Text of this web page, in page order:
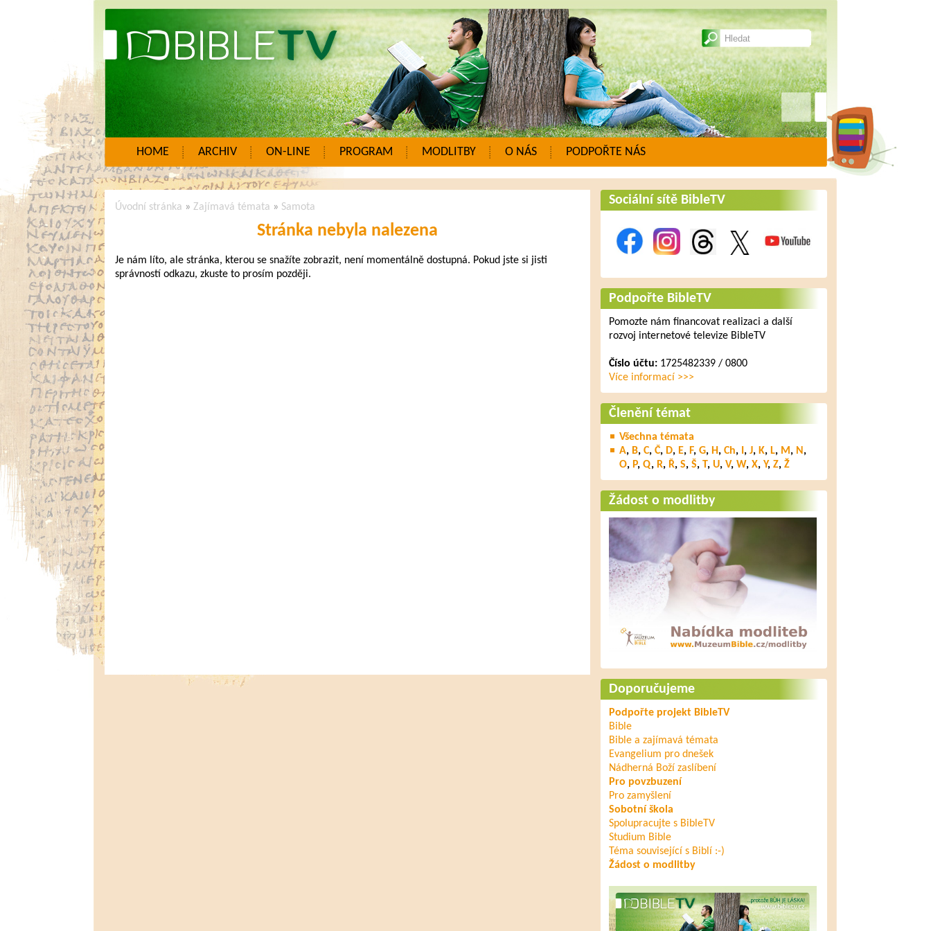
HOME ARCHIV ON-LINE PROGRAM MODLITBY O NÁS PODPOŘTE NÁS
Úvodní stránka » Zajímavá témata » Samota
Stránka nebyla nalezena
Je nám líto, ale stránka, kterou se snažíte zobrazit, není momentálně dostupná. Pokud jste si jisti
správností odkazu, zkuste to prosím později.
Sociální sítě BibleTV
Podpořte BibleTV
Pomozte nám financovat realizaci a další
rozvoj internetové televize BibleTV
Číslo účtu:1725482339 / 0800
Více informací >>>
Členění témat
Všechna témata
A, B, C, Č, D, E, F, G, H, Ch, , J, K, L, M, N ,
O, P, Q, R, Ř, S, Š, T, U, V, W, X, Y, Z, Ž
Žádost o modlitby
Doporučujeme
Podpořte projekt BibleTV
Bible
Bible a zajímavá témata
Evangelium pro dnešek
Nádherná Boží zaslíbení
Pro povzbuzení
Pro zamyšlení
Sobotní škola
Spolupracujte s BibleTV
Studium Bible
Téma související s Biblí :-)
Žádost o modlitby